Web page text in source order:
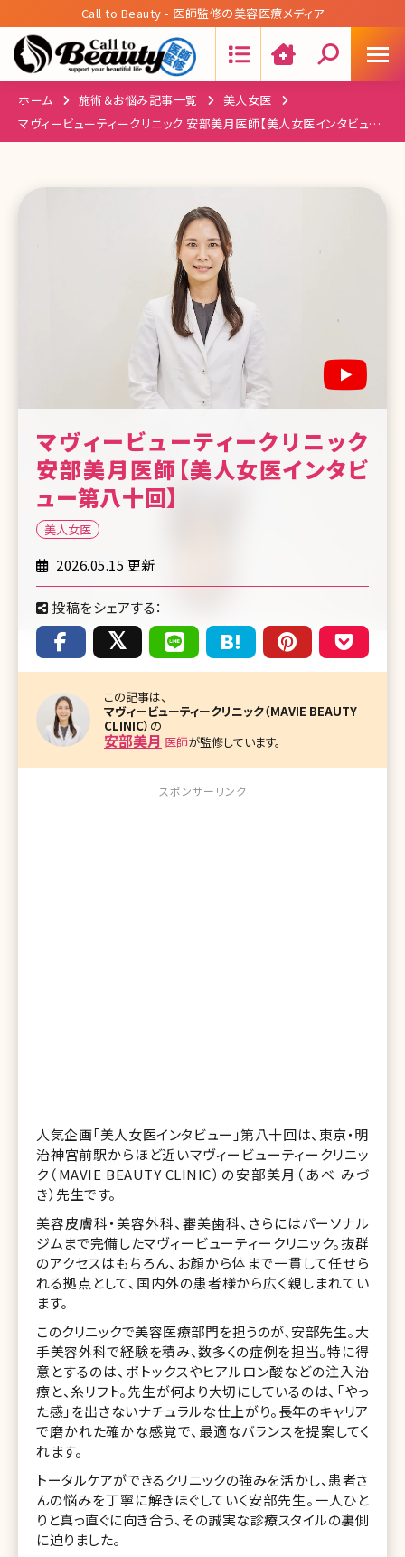
Call to Beauty - 医師監修の美容医療メディア
ホーム 施術＆お悩み記事一覧
美人女医
マヴィービューティークリニック 安部美月医師【美人女医インタビュー
第八十回】
マヴィービューティークリニック
安部美月医師【美人女医インタビ
ュー第八十回】
美人女医
2026.05.15 更新
投稿をシェアする：
この記事は、
マヴィービューティークリニック（MAVIE BEAUTY
CLINIC） の
安部美月 医師が監修しています。
スポンサーリンク
人気企画「美人女医インタビュー」第八十回は、東京・明
治神宮前駅からほど近いマヴィービューティークリニッ
ク（MAVIE BEAUTY CLINIC）の安部美月（あべ みづ
き）先生です。
美容皮膚科・美容外科、審美歯科、さらにはパーソナル
ジムまで完備したマヴィービューティークリニック。抜群
のアクセスはもちろん、お顔から体まで一貫して任せら
れる拠点として、国内外の患者様から広く親しまれてい
ます。
このクリニックで美容医療部門を担うのが、安部先生。大
手美容外科で経験を積み、数多くの症例を担当。特に得
意とするのは、ボトックスやヒアルロン酸などの注入治
療と、糸リフト。先生が何より大切にしているのは、「やっ
た感」を出さないナチュラルな仕上がり。長年のキャリア
で磨かれた確かな感覚で、最適なバランスを提案してく
れます。
トータルケアができるクリニックの強みを活かし、患者さ
んの悩みを丁寧に解きほぐしていく安部先生。一人ひと
りと真っ直ぐに向き合う、その誠実な診療スタイルの裏側
に迫りました。